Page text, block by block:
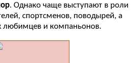
. Однако чаще выступают в роли
спортсменов, поводырей, а
любимцев и компаньонов.